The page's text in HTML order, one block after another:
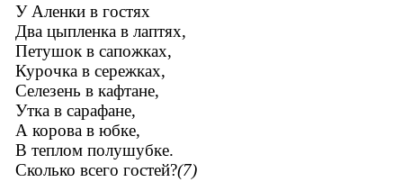
У Аленки в гостях
Два цыпленка в лаптях,
Петушок в сапожках,
Курочка в сережках,
Селезень в кафтане,
Утка в сарафане,
А корова в юбке,
В теплом полушубке.
Сколько всего гостей?(7)